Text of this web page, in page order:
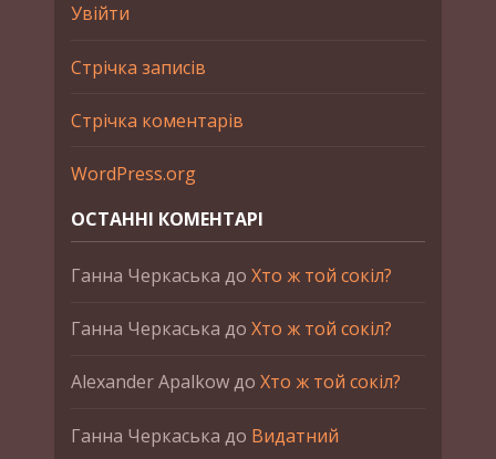
Увійти
Стрічка записів
Стрічка коментарів
WordPress.org
ОСТАННІ КОМЕНТАРІ
Ганна Черкаська до Хто ж той сокіл?
Ганна Черкаська до Хто ж той сокіл?
Alexander Apalkowдо Хто ж той сокіл?
Ганна Черкаська до Видатний